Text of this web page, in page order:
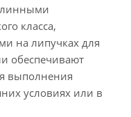
класса,
на липучках для
обеспечивают
выполнения
условиях или в